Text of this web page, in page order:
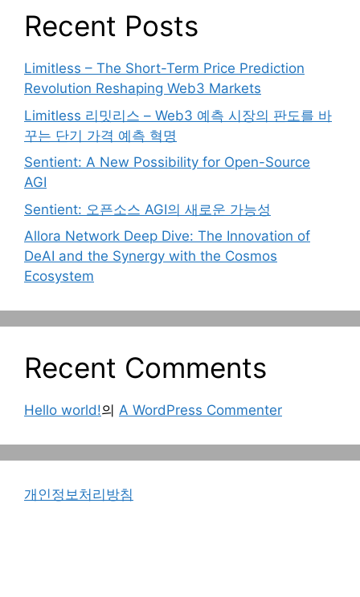
Recent Posts
Limitless – The Short-Term Price Prediction
Revolution Reshaping Web3 Markets
Limitless 리밋리스 – Web3 예측 시장의 판도를 바
꾸는 단기 가격 예측 혁명
Sentient: A New Possibility for Open-Source
AGI
Sentient: 오픈소스 AGI의 새로운 가능성
Allora Network Deep Dive: The Innovation of
DeAI and the Synergy with the Cosmos
Ecosystem
Recent Comments
Hello world!의 A WordPress Commenter
개인정보처리방침